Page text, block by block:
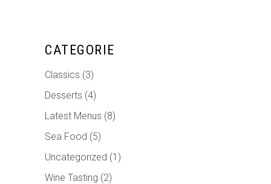
CATEGORIE
Classics (3)
Desserts (4)
Latest Menus (8)
Sea Food (5)
Uncategorized (1)
Wine Tasting (2)